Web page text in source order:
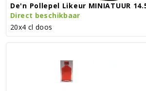
De'n Pollepel Likeur MINIATUUR
Direct beschikbaar
20x4 cl doos